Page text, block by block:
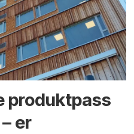
produktpass
er